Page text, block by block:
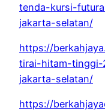
tenda-kursi-
jakarta-selatan/
https://
tirai-hitam-tinggi-
jakarta-selatan/
https://